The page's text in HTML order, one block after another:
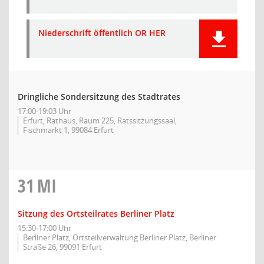
Niederschrift öffentlich OR HER
Dringliche Sondersitzung des Stadtrates
17:00-19:03 Uhr
Erfurt, Rathaus, Raum 225, Ratssitzungssaal,
Fischmarkt 1, 99084 Erfurt
31 MI
Sitzung des Ortsteilrates Berliner Platz
15:30-17:00 Uhr
Berliner Platz, Ortsteilverwaltung Berliner Platz, Berliner
Straße 26, 99091 Erfurt